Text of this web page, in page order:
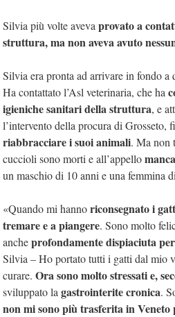
Silvia più volte aveva provato a
struttura, ma non aveva avuto
Silvia era pronta ad arrivare in fondo a
Ha contattato l’Asl veterinaria, che ha
igieniche sanitari della struttura, e
l’intervento della procura di Grosseto,
riabbracciare i suoi animali. Ma non
cuccioli sono morti e all’appello
un maschio di 10 anni e una femmina
«Quando mi hannoriconsegnato i
tremare e a piangere. Sono molto
ancheprofondamente dispiaciuta
Silvia – Ho portato tutti i gatti dal mio
curare. Ora sono molto stressati e,
sviluppato la gastrointerite cronica.
non mi sono più trasferita in Veneto